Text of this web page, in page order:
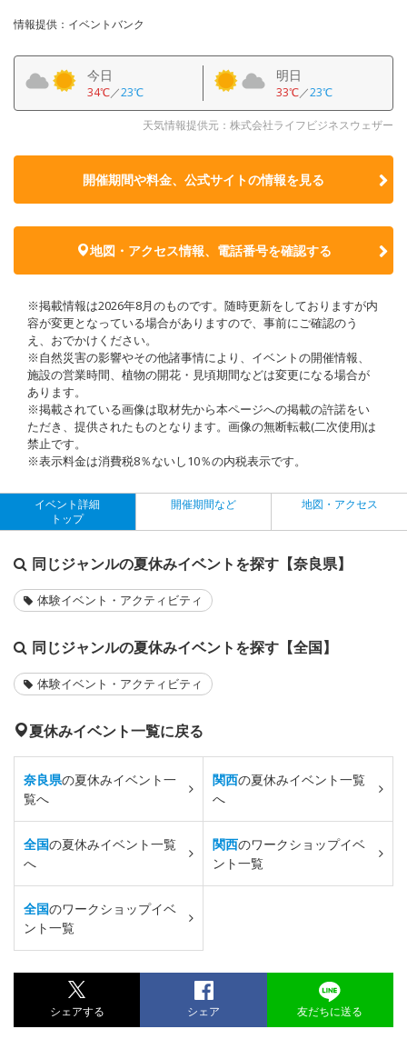
情報提供：イベントバンク
今日
34℃／23℃
明日
33℃／23℃
天気情報提供元：株式会社ライフビジネスウェザー
開催期間や料金、公式サイトの情報を見る
地図・アクセス情報、電話番号を確認する
※掲載情報は2026年8月のものです。随時更新をしておりますが内
容が変更となっている場合がありますので、事前にご確認のう
え、おでかけください。
※自然災害の影響やその他諸事情により、イベントの開催情報、
施設の営業時間、植物の開花・見頃期間などは変更になる場合が
あります。
※掲載されている画像は取材先から本ページへの掲載の許諾をい
ただき、提供されたものとなります。画像の無断転載(二次使用)は
禁止です。
※表示料金は消費税8％ないし10％の内税表示です。
イベント詳細
トップ
開催期間など 地図・アクセス
同じジャンルの夏休みイベントを探す【奈良県】
体験イベント・アクティビティ
同じジャンルの夏休みイベントを探す【全国】
体験イベント・アクティビティ
夏休みイベント一覧に戻る
奈良県の夏休みイベント一
覧へ
関西の夏休みイベント一覧
へ
全国の夏休みイベント一覧
へ
関西のワークショップイベ
ント一覧
全国のワークショップイベ
ント一覧
シェアする シェア 友だちに送る